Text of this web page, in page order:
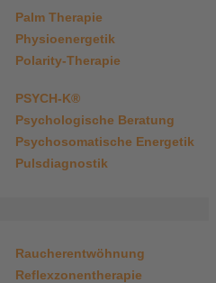
Palm Therapie
Physioenergetik
Polarity-Therapie
PSYCH-K®
Psychologische Beratung
Psychosomatische Energetik
Pulsdiagnostik
Raucherentwöhnung
Reflexzonentherapie